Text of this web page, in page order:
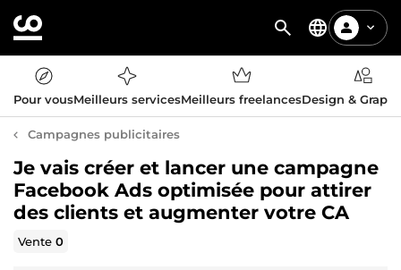
Pour vousMeilleurs servicesMeilleurs freelancesDesign &
Campagnes publicitaires
Je vais créer et lancer une campagne
Facebook Ads optimisée pour attirer
des clients et augmenter votre CA
Vente0